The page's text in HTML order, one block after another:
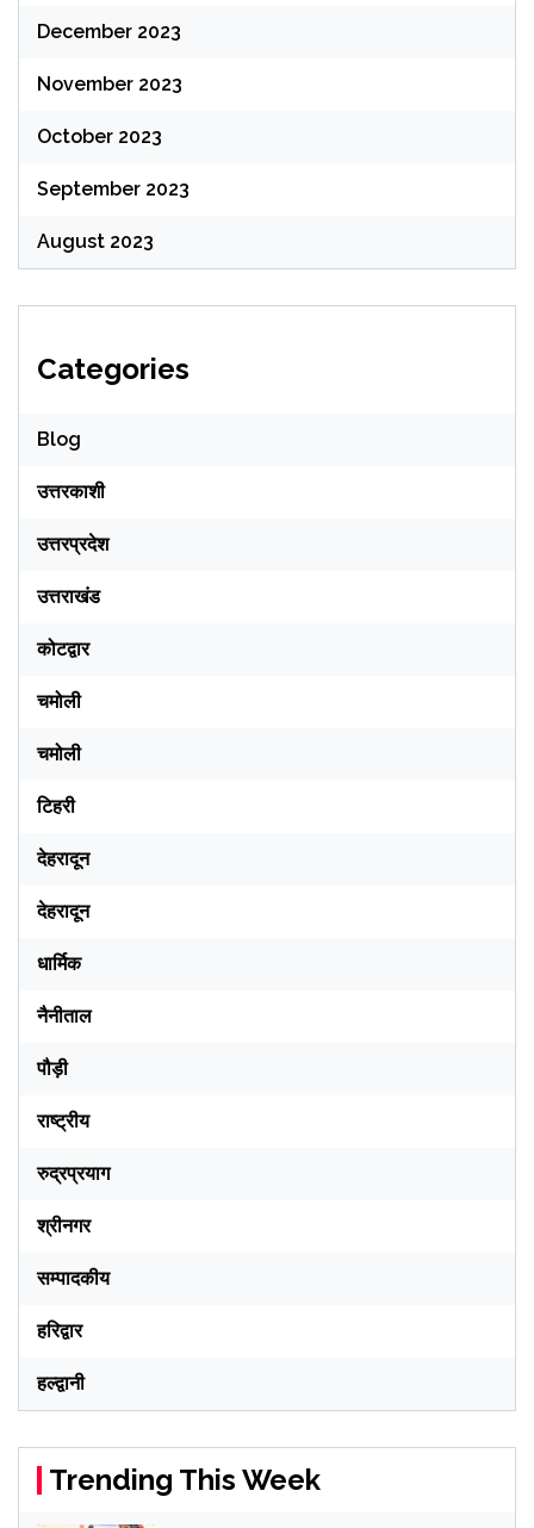
December 2023
November 2023
October 2023
September 2023
August 2023
Categories
Blog
उत्तरकाशी
उत्तरप्रदेश
उत्तराखंड
कोटद्वार
चमोली
चमोली
टिहरी
देहरादून
देहरादून
धार्मिक
नैनीताल
पौड़ी
राष्ट्रीय
रुद्रप्रयाग
श्रीनगर
सम्पादकीय
हरिद्वार
हल्द्वानी
Trending This Week